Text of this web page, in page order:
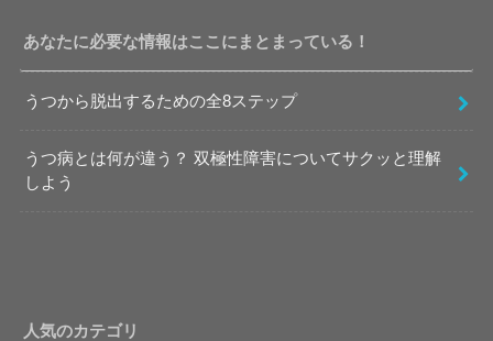
あなたに必要な情報はここにまとまっている！
うつから脱出するための全8ステップ
うつ病とは何が違う？ 双極性障害についてサクッと理解
しよう
人気のカテゴリ